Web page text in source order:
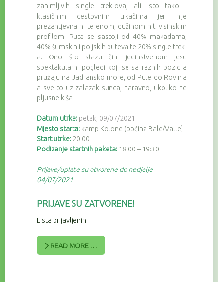
zanimljivih single trek-ova, ali isto tako i
klasičnim cestovnim trkačima jer nije
prezahtjevna ni terenom, dužinom niti visinskim
profilom. Ruta se sastoji od 40% makadama,
40% šumskih i poljskih puteva te 20% single trek-
a. Ono što stazu čini jedinstvenom jesu
spektakularni pogledi koji se sa raznih pozicija
pružaju na Jadransko more, od Pule do Rovinja
a sve to uz zalazak sunca, naravno, ukoliko ne
pljusne kiša.
Datum utrke: petak, 09/07/2021
Mjesto starta: kamp Kolone (općina Bale/Valle)
Start utrke: 20:00
Podizanje startnih paketa: 18:00 – 19:30
Prijave/uplate su otvorene do nedjelje
04/07/2021
PRIJAVE SU ZATVORENE!
Lista prijavljenih
READ MORE …